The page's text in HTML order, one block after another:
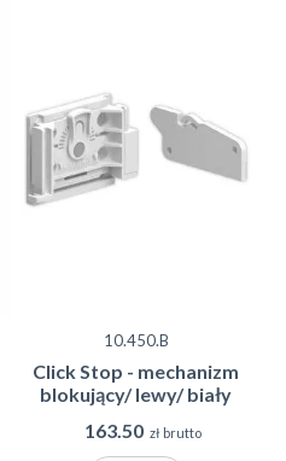
10.450.B
Click Stop - mechanizm
blokujący/ lewy/ biały
163.50 zł brutto